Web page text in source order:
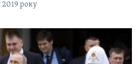
2019 року